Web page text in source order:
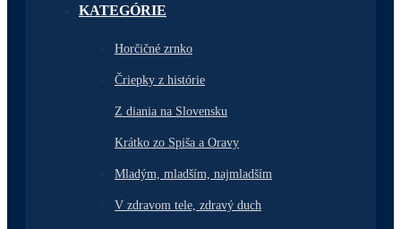
KATEGÓRIE
Horčičné zrnko
Čriepky z histórie
Z diania na Slovensku
Krátko zo Spiša a Oravy
Mladým, mladším, najmladším
V zdravom tele, zdravý duch